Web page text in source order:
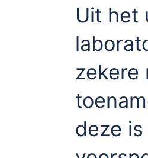
Uit het
zekere
deze